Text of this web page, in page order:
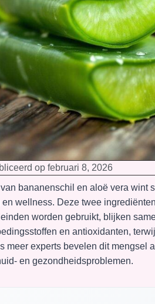
op februari 8, 2026
bananenschil en aloë vera wint
en wellness. Deze twee
worden gebruikt, blijken
en antioxidanten,
meer experts bevelen dit mengsel
en gezondheidsproblemen.